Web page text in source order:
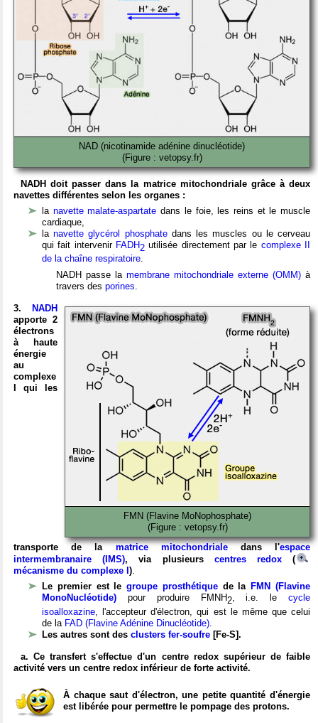
NAD (nicotinamide adénine dinucléotide)
(Figure : vetopsy.fr)
NADH doit passer dans la matrice mitochondriale grâce à deux
navettes différentes selon les organes :
la navette malate-aspartate dans le foie, les reins et le muscle
cardiaque,
lanavette glycérol phosphatedans les muscles ou le cerveau
qui fait intervenir FADH2 utilisée directement par le complexe II
de la chaîne respiratoire.
NADH passe la membrane mitochondriale externe (OMM) à
travers des porines.
FMN (Flavine MoNophosphate)
(Figure : vetopsy.fr)
3.
NADH
apporte 2
électrons
à haute
énergie
au
complexe
I qui les
transporte de lamatrice mitochondrialedans l'espace
intermembranaire (IMS), via plusieurs centres redox(
mécanisme du complexe I ).
Le premier est legroupe prosthétiquede la FMN (Flavine
MonoNucléotide)
pour produire FMNH2, i.e. lecycle
isoalloxazine , l'accepteur d'électron, qui est le même que celui
de la FAD (Flavine Adénine Dinucléotide)
Les autres sont des clusters fer-soufre [Fe-S].
a. Ce transfert s'effectue d'un centre redox supérieur de faible
activité vers un centre redox inférieur de forte activité.
À chaque saut d'électron, une petite quantité d'énergie
est libérée pour permettre le pompage des protons.